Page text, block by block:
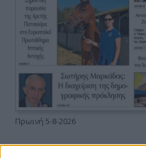
Πρωινή 5-8-2026